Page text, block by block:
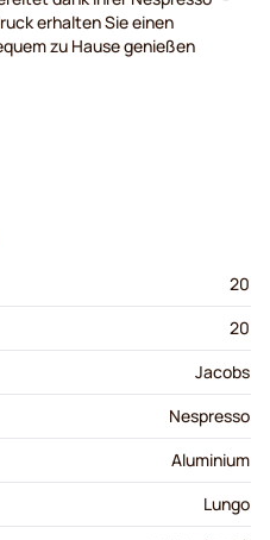
erhaltenSieeinen
zu Hausegenießen
20
20
Jacobs
Nespresso
Aluminium
Lungo